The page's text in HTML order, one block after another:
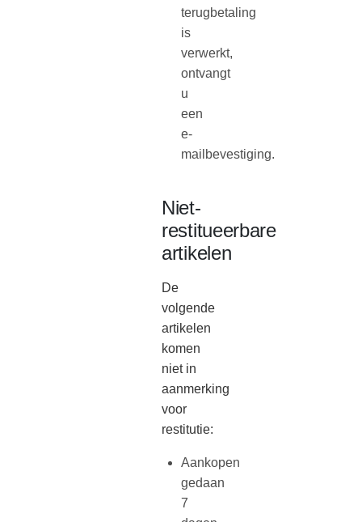
terugbetaling
is
verwerkt,
ontvangt
u
een
e-
mailbevestiging.
Niet-
restitueerbare
artikelen
De
volgende
artikelen
komen
niet in
aanmerking
voor
restitutie:
Aankopen
gedaan
7